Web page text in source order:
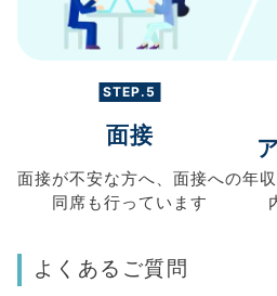
STEP.5
面接
面接が不安な方へ、 面接への
同席も行っています
年
よくあるご質問